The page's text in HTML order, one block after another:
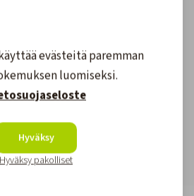
kokemuksia
4.61611arvostelut
arvostelu
evästeitä paremman
luomiseksi.
Hyväksy
Hyväksy pakolliset